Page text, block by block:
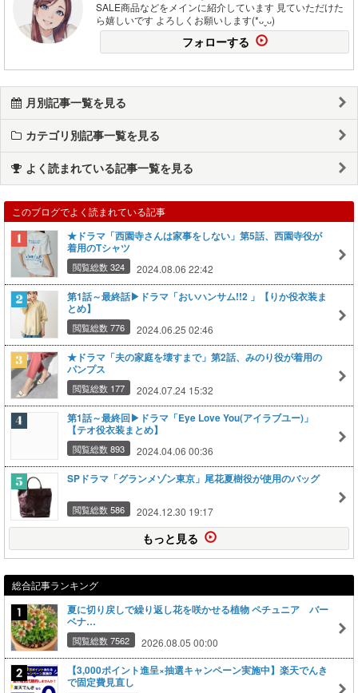
SALE商品などをメインに紹介しています 見ていただけた
ら嬉しいです よろしくお願いします(*ᴗˬᴗ)
フォローする
月別記事一覧を見る
カテゴリ別記事一覧を見る
よく読まれている記事一覧を見る
このブログでよく読まれている記事
★ドラマ「西園寺さんは家事をしない」第5話、西園寺役が
着用のTシャツ
閲覧総数 324 2024.08.06 22:42
第1話～最終話▶ドラマ「おいハンサム!!2 」【りか役衣装ま
とめ】
閲覧総数 776 2024.06.25 02:46
★ドラマ「夫の家庭を壊すまで」第2話、みのり役が着用の
パンプス
閲覧総数 177 2024.07.24 15:32
第1話～最終回▶ドラマ「Eye Love You(アイラブユー)」
【テオ役衣装まとめ】
閲覧総数 893 2024.04.06 00:36
SPドラマ「グランメゾン東京」尾花夏樹役が使用のバッグ
閲覧総数 586 2024.12.30 19:17
もっと見る
総合記事ランキング
夏に切り戻しで繰り返し花を咲かせる植物 ペチュニア バー
ベナ…
閲覧総数 7562 2026.08.05 00:00
【3,000ポイント進呈×抽選キャンペーン実施中】楽天でんき
で固定費見直し